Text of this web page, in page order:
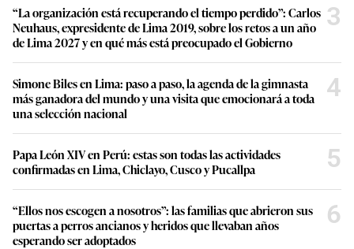
“La organización está recuperando el tiempo perdido”: Carlos
Neuhaus, expresidente de Lima 2019, sobre los retos a un año
de Lima 2027 y en qué más está preocupado el Gobierno
3
Simone Biles en Lima: paso a paso, la agenda de la gimnasta
más ganadora del mundo y una visita que emocionará a toda
una selección nacional
4
Papa León XIV en Perú: estas son todas las actividades
confirmadas en Lima, Chiclayo, Cusco y Pucallpa
5
“Ellos nos escogen a nosotros”: las familias que abrieron sus
puertas a perros ancianos y heridos que llevaban años
esperando ser adoptados
6